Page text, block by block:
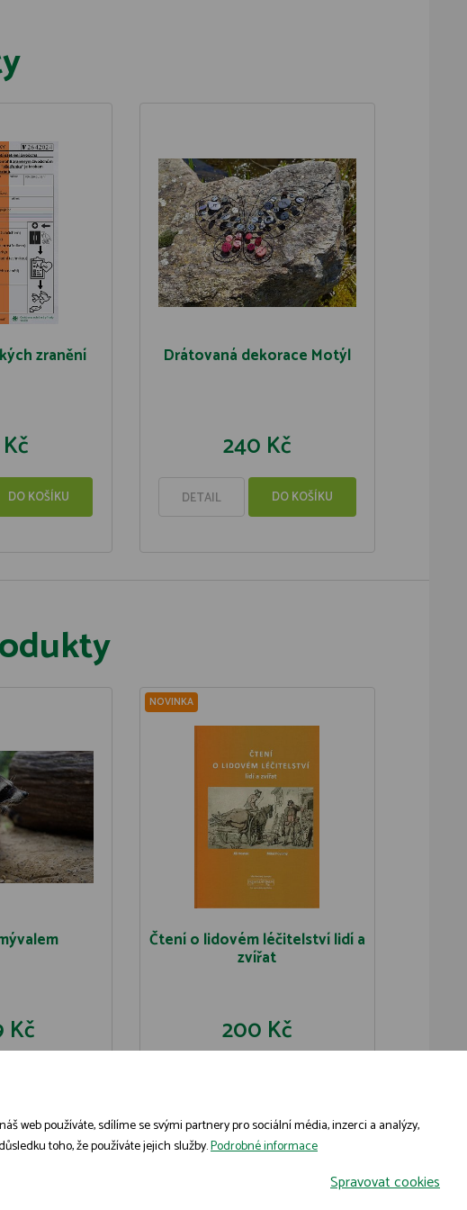
zranění
DO KOŠÍKU
Drátovaná dekorace Motýl
240 Kč
DETAIL DO KOŠÍKU
Kč
NOVINKA
Čtení o lidovém léčitelství lidí a
zvířat
200 Kč
web používáte, sdílíme se svými partnery pro sociální média, inzerci a analýzy,
toho, že používáte jejich služby.Podrobné informace
Spravovat cookies